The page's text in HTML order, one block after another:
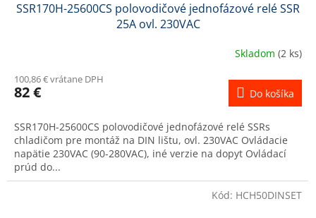
SSR170H-25600CS polovodičové jednofázové relé SSR
25A ovl. 230VAC
Skladom (2 ks)
100,86 € vrátane DPH
82 € Do košíka
SSR170H-25600CS polovodičové jednofázové relé SSRs
chladičom pre montáž na DIN lištu, ovl. 230VAC Ovládacie
napätie 230VAC (90-280VAC), iné verzie na dopyt Ovládací
prúd do...
Kód: HCH50DINSET